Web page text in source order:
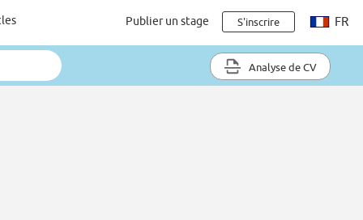
Publier un stage S'inscrire FR
Analyse de CV